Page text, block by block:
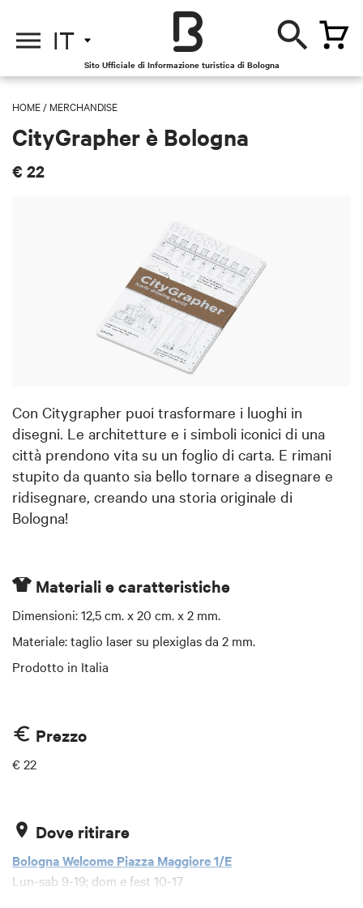
IT
Sito Ufficiale di Informazione turistica di Bologna
HOME / MERCHANDISE
CityGrapher è Bologna
€ 22
Con Citygrapher puoi trasformare i luoghi in
disegni. Le architetture e i simboli iconici di una
città prendono vita su un foglio di carta. E rimani
stupito da quanto sia bello tornare a disegnare e
ridisegnare, creando una storia originale di
Bologna!
Materiali e caratteristiche
Dimensioni: 12,5 cm. x 20 cm. x 2 mm.
Materiale: taglio laser su plexiglas da 2 mm.
Prodotto in Italia
Prezzo
€ 22
Dove ritirare
Bologna Welcome Piazza Maggiore 1/E
Lun-sab 9-19; dom e fest 10-17